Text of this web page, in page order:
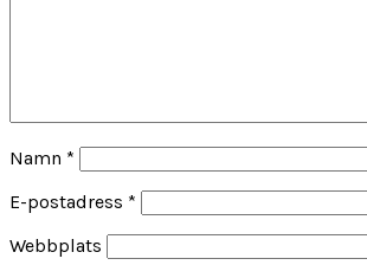
Namn *
E-postadress *
Webbplats